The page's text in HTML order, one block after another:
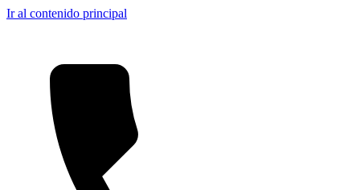
Ir al contenido principal